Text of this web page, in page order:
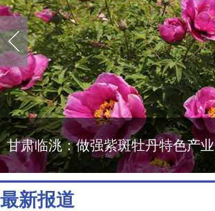
甘肃临洮：做强紫斑牡丹特色产业
最新报道